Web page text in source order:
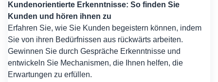
Kundenorientierte Erkenntnisse: So finden Sie
Kunden und hören ihnen zu
Erfahren Sie, wie Sie Kunden begeistern können, indem
Sie von ihren Bedürfnissen aus rückwärts arbeiten.
Gewinnen Sie durch Gespräche Erkenntnisse und
entwickeln Sie Mechanismen, die Ihnen helfen, die
Erwartungen zu erfüllen.